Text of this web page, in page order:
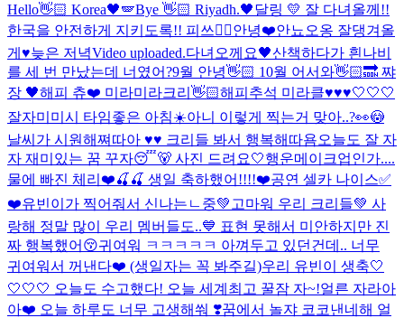
Hello👋🏻 Korea🖤🪽Bye 👋🏻 Riyadh.🖤달링 💛 잘 다녀올께!!
한국을 안전하게 지키도록!! 피쓰✌🏻안녕❤️안뇨오옹 잘댕겨올
게♥늦은 저녁Video uploaded.다녀오께요🖤산책하다가 흰나비
를 세 번 만났는데 너였어?9월 안녕👋🏻 10월 어서와👋🏻🔜 쨔
장 🖤해피 츄❤️ 미라미라크리👋🏻해피추석 미라클♥♥♥🤍🤍🤍
잘자미미시 타임좋은 아침☀️아니 이렇게 찍는거 맞아..?👀😳
날씨가 시원해쪄따아 ♥♥ 크리들 봐서 행복해따욤오늘도 잘 자
자 재미있는 꿈 꾸자😴🐻 사진 드려요🤍행운메이크업인가....
물에 빠진 체리❤️🍒🍒 생일 축하했어!!!!❤️공연 셀카 나이스✅
❤️유빈이가 찍어줘서 신나는ㄴ중💚 고마워 우리 크리들💚 사
랑해 정말 많이 우리 멤버들도..💙 표현 못해서 미안하지만 진
짜 행복했어😚귀여워 ㅋㅋㅋㅋㅋ 아껴두고 있던건데.. 너무
귀여워서 꺼낸다❤️ (생일자는 꼭 봐주길)우리 유빈이 생축🤍
🤍🤍🤍 오늘도 수고했다! 오늘 세계최고 꿀잠 자~!얼른 자라아
아❤️ 오늘 하루도 너무 고생해쒀 ❣️꿈에서 놀쟈 코코낸네해 얼